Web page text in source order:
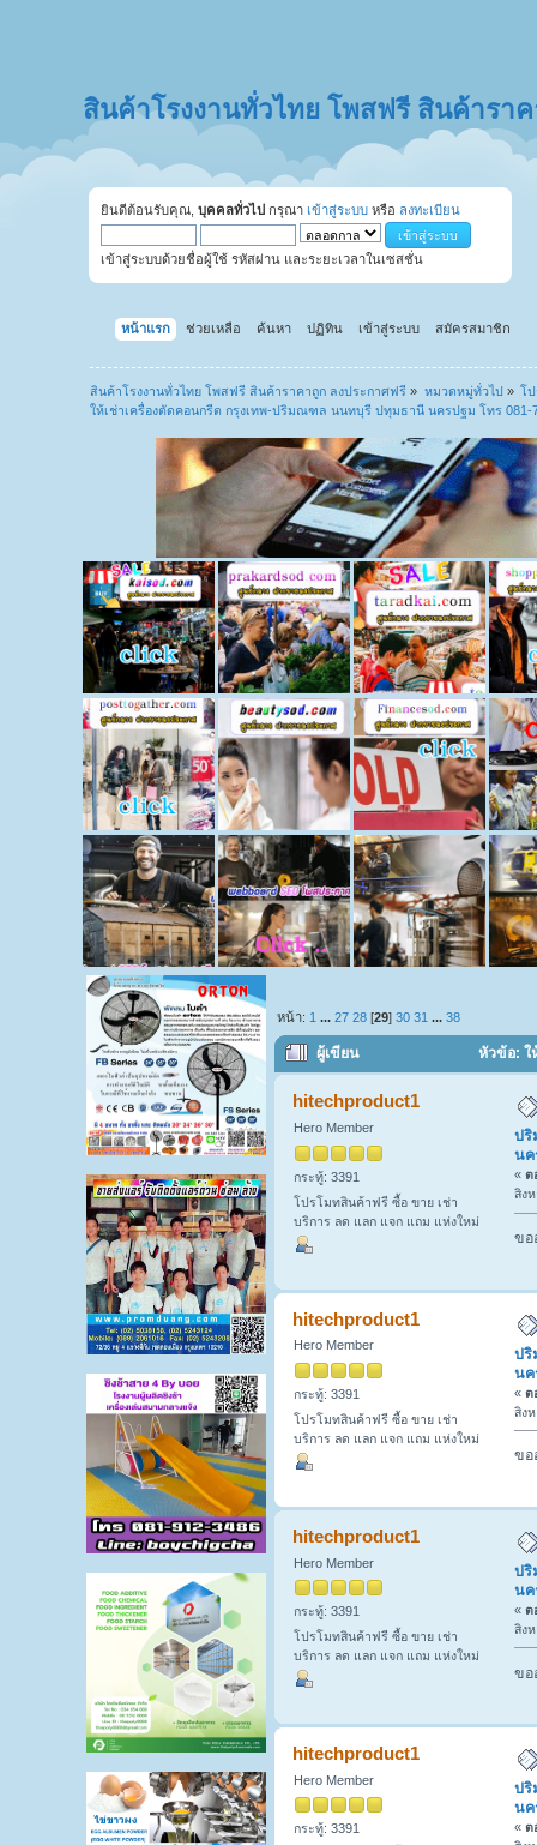
สินค้าโรงงานทั่วไทย โพสฟรี สินค้ารา
ยินดีต้อนรับคุณ, บุคคลทั่วไป กรุณา เข้าสู่ระบบ หรือ ลงทะเบียน
เข้าสู่ระบบด้วยชื่อผู้ใช้ รหัสผ่าน และระยะเวลาในเซสชั่น
หน้าแรก ช่วยเหลือ ค้นหา ปฏิทิน เข้าสู่ระบบ สมัครสมาชิก
สินค้าโรงงานทั่วไทย โพสฟรี สินค้าราคาถูก ลงประกาศฟรี » หมวดหมู่ทั่วไป » โ
ให้เช่าเครื่องตัดคอนกรีต กรุงเทพ-ปริมณฑล นนทบุรี ปทุมธานี นครปฐม โทร 081-
หน้า: 1 ...27 28 [29]30 31 ...38
ผู้เขียน หัวข้อ: ใ
ปทุมธานี นครปฐม โทร 081-7148273
hitechproduct1
Hero Member
กระทู้: 3391
โปรโมทสินค้าฟรี ซื้อ ขาย เช่า
บริการ ลด แลก แจก แถม แห่งใหม่
ปริ
นค
« ต
สิง
ขอ
hitechproduct1
Hero Member
กระทู้: 3391
โปรโมทสินค้าฟรี ซื้อ ขาย เช่า
บริการ ลด แลก แจก แถม แห่งใหม่
ปริ
นค
« ต
สิง
ขอ
hitechproduct1
Hero Member
กระทู้: 3391
โปรโมทสินค้าฟรี ซื้อ ขาย เช่า
บริการ ลด แลก แจก แถม แห่งใหม่
ปริ
นค
« ต
สิง
ขอ
hitechproduct1
Hero Member
กระทู้: 3391
ปริ
นค
« ต